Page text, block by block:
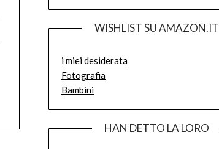
WISHLIST SU AMAZON.IT
i miei desiderata
Fotografia
Bambini
HAN DETTO LA LORO